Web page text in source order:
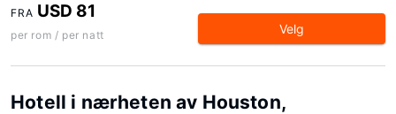
FRA USD 81
per rom / per natt Velg
Hotell i nærheten av Houston,